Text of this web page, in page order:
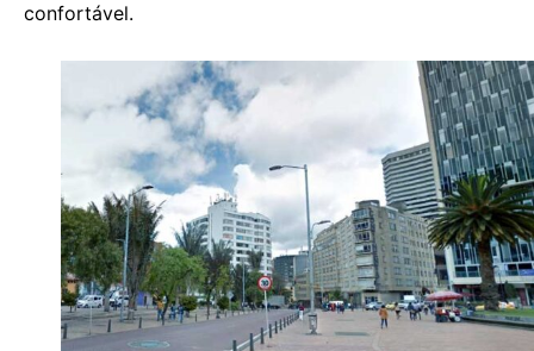
confortável.